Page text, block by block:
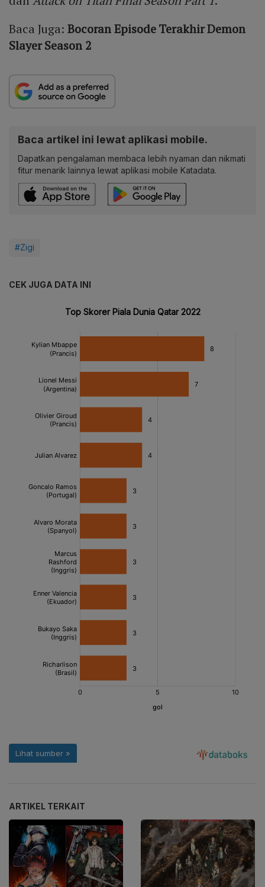
Baca Juga: Bocoran Episode Terakhir Demon
Slayer Season 2
Baca artikel ini lewat aplikasi mobile.
Dapatkan pengalaman membaca lebih nyaman dan nikmati
fitur menarik lainnya lewat aplikasi mobile Katadata.
#Zigi
CEK JUGA DATA INI
ARTIKEL TERKAIT